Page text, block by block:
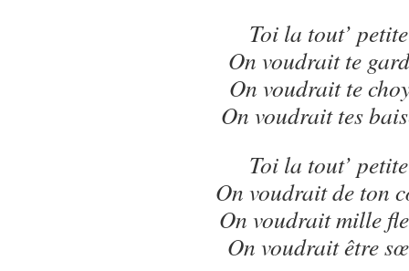
Toi la tout’ petite
On voudrait te
On voudrait te
On voudrait tes
Toi la tout’ petite
On voudrait de ton
On voudrait mille
On voudrait être